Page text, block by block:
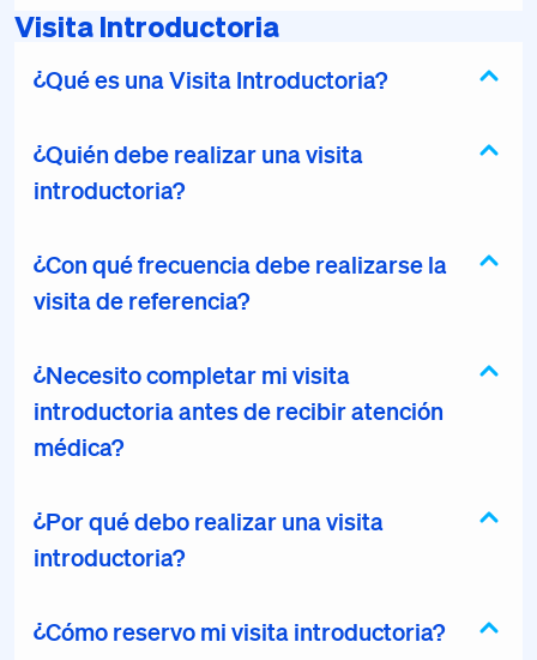
Visita Introductoria
¿Qué es una Visita Introductoria?
¿Quién debe realizar una visita
introductoria?
¿Con qué frecuencia debe realizarse la
visita de referencia?
¿Necesito completar mi visita
introductoria antes de recibir atención
médica?
¿Por qué debo realizar una visita
introductoria?
¿Cómo reservo mi visita introductoria?